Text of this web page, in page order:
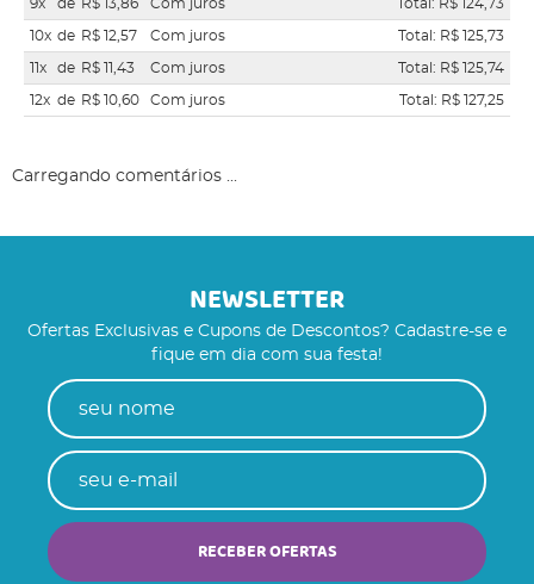
9x de R$ 13,86 Com juros Total: R$ 124,73
10x de R$ 12,57 Com juros Total: R$ 125,73
11x de R$ 11,43 Com juros Total: R$ 125,74
12x de R$ 10,60 Com juros Total: R$ 127,25
Carregando comentários ...
NEWSLETTER
Ofertas Exclusivas e Cupons de Descontos? Cadastre-se e
fique em dia com sua festa!
RECEBER OFERTAS